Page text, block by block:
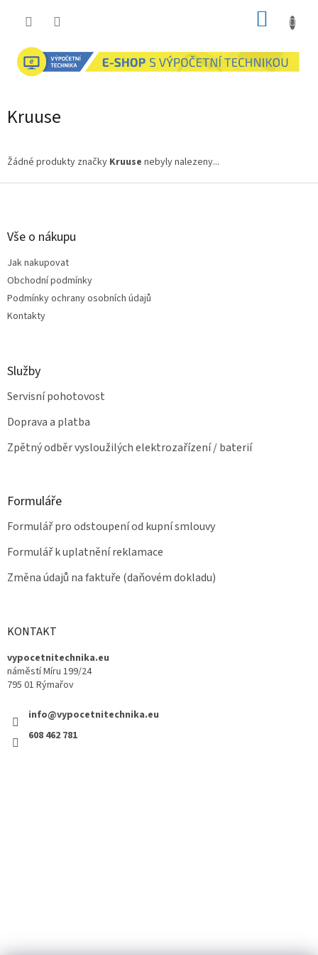
Kruuse
Žádné produkty značky Kruuse nebyly nalezeny...
Z
Vše o nákupu
Jak nakupovat
Obchodní podmínky
Podmínky ochrany osobních údajů
Kontakty
Služby
Servisní pohotovost
Doprava a platba
Zpětný odběr vysloužilých elektrozařízení / baterií
Formuláře
Formulář pro odstoupení od kupní smlouvy
Formulář k uplatnění reklamace
Změna údajů na faktuře (daňovém dokladu)
KONTAKT
vypocetnitechnika.eu
náměstí Míru 199/24
795 01 Rýmařov
info@vypocetnitechnika.eu
608 462 781